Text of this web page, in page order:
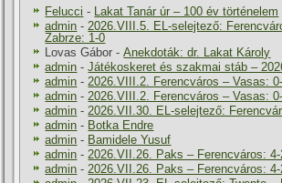
Felucci - Lakat Tanár úr – 100 év történelem
admin - 2026.VIII.5. EL-selejtező:
Zabrze: 1-0
Lovas Gábor -Anekdoták: dr. Lakat Károly
admin -Játékoskeret és szakmai stáb –
admin - 2026.VIII.2. Ferencváros – Vasas:
admin - 2026.VIII.2. Ferencváros – Vasas:
admin - 2026.VII.30. EL-selejtező:
admin - Botka Endre
admin - Bamidele Yusuf
admin - 2026.VII.26. Paks – Ferencváros: 4-
admin - 2026.VII.26. Paks – Ferencváros: 4-